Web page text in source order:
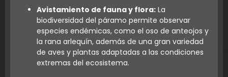
Avistamiento de fauna y flora: La
biodiversidad del páramo permite observar
especies endémicas, como el oso de anteojos y
la rana arlequín, además de una gran variedad
de aves y plantas adaptadas a las condiciones
extremas del ecosistema.